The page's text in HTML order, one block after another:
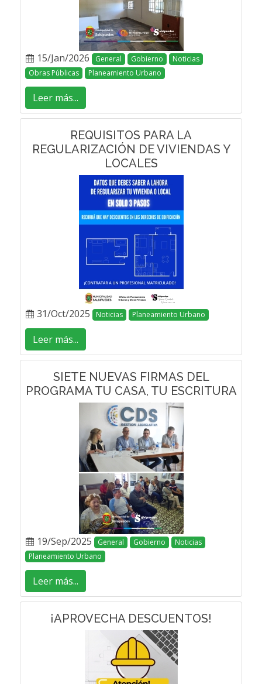
15/Jan/2026 General Gobierno
Noticias
Obras Públicas
Planeamiento Urbano
Leer más...
REQUISITOS PARA LA
REGULARIZACIÓN DE VIVIENDAS Y
LOCALES
31/Oct/2025 Noticias Planeamiento Urbano
Leer más...
SIETE NUEVAS FIRMAS DEL
PROGRAMA TU CASA, TU ESCRITURA
19/Sep/2025 General Gobierno
Noticias
Planeamiento Urbano
Leer más...
¡APROVECHA DESCUENTOS!